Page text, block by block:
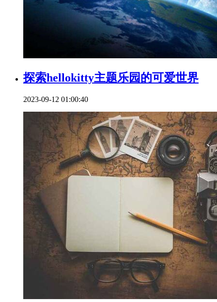
探索hellokitty主题乐园的可爱世界
2023-09-12 01:00:40